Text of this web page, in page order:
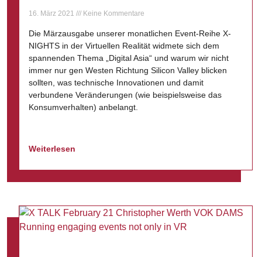
16. März 2021 Keine Kommentare
Die Märzausgabe unserer monatlichen Event-Reihe X-
NIGHTS in der Virtuellen Realität widmete sich dem
spannenden Thema „Digital Asia“ und warum wir nicht
immer nur gen Westen Richtung Silicon Valley blicken
sollten, was technische Innovationen und damit
verbundene Veränderungen (wie beispielsweise das
Konsumverhalten) anbelangt.
Weiterlesen